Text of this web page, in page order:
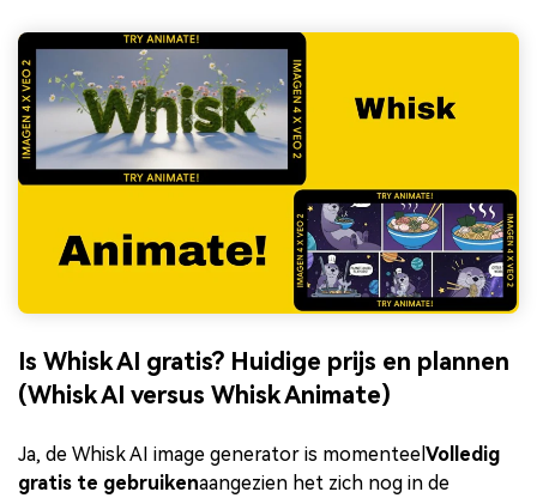
Is Whisk AI gratis? Huidige prijs en plannen
(Whisk AI versus Whisk Animate)
Ja, de Whisk AI image generator is momenteel Volledig
gratis te gebruikenaangezien het zich nog in de